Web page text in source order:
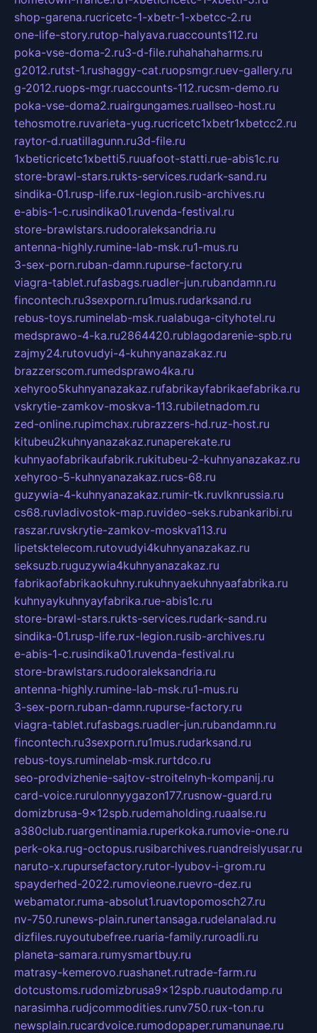
shop-garena.rucricetc-1-xbetr-1-xbetcc-2.ru
one-life-story.rutop-halyava.ruaccounts112.ru
poka-vse-doma-2.ru3-d-file.ruhahahaharms.ru
g2012.rutst-1.rushaggy-cat.ruopsmgr.ruev-gallery.ru
g-2012.ruops-mgr.ruaccounts-112.rucsm-demo.ru
poka-vse-doma2.ruairgungames.ruallseo-host.ru
tehosmotre.ruvarieta-yug.rucricetc1xbetr1xbetcc2.ru
raytor-d.ruatillagunn.ru3d-file.ru
1xbeticricetc1xbetti5.ruuafoot-statti.rue-abis1c.ru
store-brawl-stars.rukts-services.rudark-sand.ru
sindika-01.rusp-life.rux-legion.rusib-archives.ru
e-abis-1-c.rusindika01.ruvenda-festival.ru
store-brawlstars.rudooraleksandria.ru
antenna-highly.rumine-lab-msk.ru1-mus.ru
3-sex-porn.ruban-damn.rupurse-factory.ru
viagra-tablet.rufasbags.ruadler-jun.rubandamn.ru
fincontech.ru3sexporn.ru1mus.rudarksand.ru
rebus-toys.ruminelab-msk.rualabuga-cityhotel.ru
medsprawo-4-ka.ru2864420.rublagodarenie-spb.ru
zajmy24.rutovudyi-4-kuhnyanazakaz.ru
brazzerscom.rumedsprawo4ka.ru
xehyroo5kuhnyanazakaz.rufabrikayfabrikaefabrika.ru
vskrytie-zamkov-moskva-113.rubiletnadom.ru
zed-online.rupimchax.rubrazzers-hd.ruz-host.ru
kitubeu2kuhnyanazakaz.runaperekate.ru
kuhnyaofabrikaufabrik.rukitubeu-2-kuhnyanazakaz.ru
xehyroo-5-kuhnyanazakaz.rucs-68.ru
guzywia-4-kuhnyanazakaz.rumir-tk.ruvlknrussia.ru
cs68.ruvladivostok-map.ruvideo-seks.rubankaribi.ru
raszar.ruvskrytie-zamkov-moskva113.ru
lipetsktelecom.rutovudyi4kuhnyanazakaz.ru
seksuzb.ruguzywia4kuhnyanazakaz.ru
fabrikaofabrikaokuhny.rukuhnyaekuhnyaafabrika.ru
kuhnyaykuhnyayfabrika.rue-abis1c.ru
store-brawl-stars.rukts-services.rudark-sand.ru
sindika-01.rusp-life.rux-legion.rusib-archives.ru
e-abis-1-c.rusindika01.ruvenda-festival.ru
store-brawlstars.rudooraleksandria.ru
antenna-highly.rumine-lab-msk.ru1-mus.ru
3-sex-porn.ruban-damn.rupurse-factory.ru
viagra-tablet.rufasbags.ruadler-jun.rubandamn.ru
fincontech.ru3sexporn.ru1mus.rudarksand.ru
rebus-toys.ruminelab-msk.rurtdco.ru
seo-prodvizhenie-sajtov-stroitelnyh-kompanij.ru
card-voice.rurulonnyygazon177.rusnow-guard.ru
domizbrusa-9x12spb.rudemaholding.ruaalse.ru
a380club.ruargentinamia.ruperkoka.rumovie-one.ru
perk-oka.rug-octopus.rusibarchives.ruandreislyusar.ru
naruto-x.rupursefactory.rutor-lyubov-i-grom.ru
spayderhed-2022.rumovieone.ruevro-dez.ru
webamator.ruma-absolut1.ruavtopomosch27.ru
nv-750.runews-plain.runertansaga.rudelanalad.ru
dizfiles.ruyoutubefree.ruaria-family.ruroadli.ru
planeta-samara.rumysmartbuy.ru
matrasy-kemerovo.ruashanet.rutrade-farm.ru
dotcustoms.rudomizbrusa9x12spb.ruautodamp.ru
narasimha.rudjcommodities.runv750.rux-ton.ru
newsplain.rucardvoice.rumodopaper.rumanunae.ru